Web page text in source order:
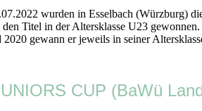
wurden in Esselbach (Würzburg)
den Titel in der Altersklasse U23
gewann er jeweils in seiner
CUP (BaWü